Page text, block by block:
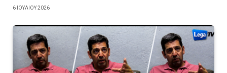
6 ΙΟΥΛΊΟΥ 2026